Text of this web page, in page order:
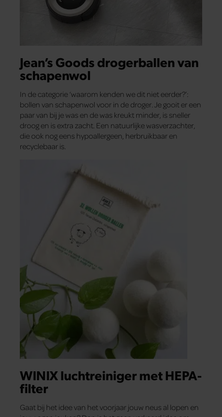
Jean’s Goods drogerballen van
schapenwol
In de categorie ‘waarom kenden we dit niet eerder?’:
bollen van schapenwol voor in de droger. Je gooit er een
paar van bij je was en de was kreukt minder, is sneller
droog en is extra zacht. Een natuurlijke wasverzachter,
die ook nog eens hypoallergeen, herbruikbaar en
recyclebaar is.
WINIX luchtreiniger met HEPA-
filter
Gaat bij het idee van het voorjaar jouw neus al lopen en